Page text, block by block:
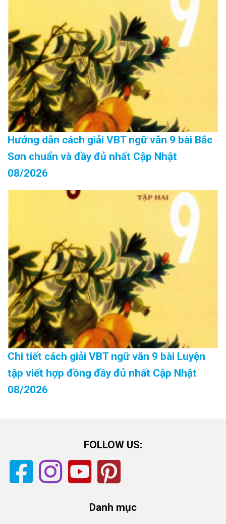
Hướng dẫn cách giải VBT ngữ văn 9 bài Bắc
Sơn chuẩn và đầy đủ nhất Cập Nhật
08/2026
Chi tiết cách giải VBT ngữ văn 9 bài Luyện
tập viết hợp đồng đầy đủ nhất Cập Nhật
08/2026
FOLLOW US:
Danh mục